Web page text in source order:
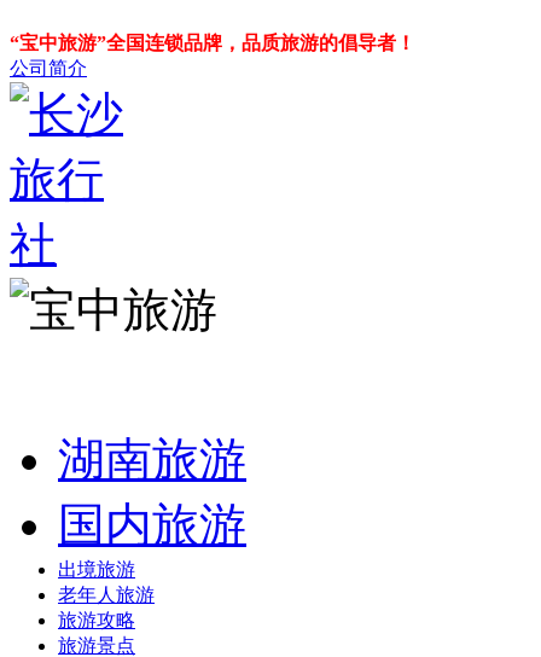
“宝中旅游”全国连锁品牌，品质旅游的倡导者！
公司简介
湖南旅游
国内旅游
出境旅游
老年人旅游
旅游攻略
旅游景点